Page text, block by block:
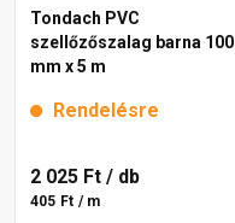
Tondach PVC
szellőzőszalag barna 100
mm x 5 m
Rendelésre
2 025 Ft / db
405 Ft / m